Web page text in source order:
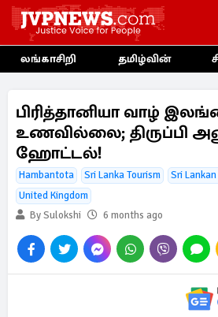
லங்காசிறி தமிழ்வின்
பிரித்தானியா வாழ்
உணவில்லை; திருப்பி
ஹோட்டல்!
Hambantota Sri Lanka Tourism
Sri
United Kingdom
By Sulokshi
6 months ago